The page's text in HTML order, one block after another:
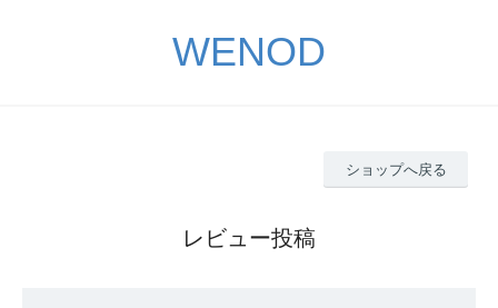
WENOD
ショップへ戻る
レビュー投稿